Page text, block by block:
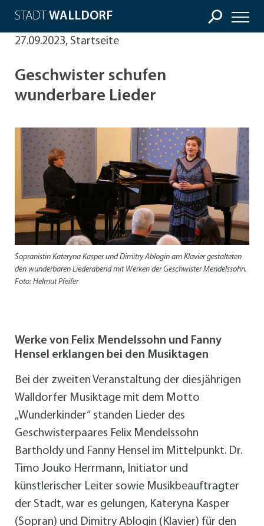
STADT WALLDORF
27.09.2023, Startseite
Geschwister schufen
wunderbare Lieder
Sopranistin Kateryna Kasper und Dimitry Ablogin am Klavier gestalteten
den wunderbaren Liederabend mit Werken der Geschwister Mendelssohn.
Foto: Helmut Pfeifer
Werke von Felix Mendelssohn und Fanny
Hensel erklangen bei den Musiktagen
Bei der zweiten Veranstaltung der diesjährigen
Walldorfer Musiktage mit dem Motto
„Wunderkinder“ standen Lieder des
Geschwisterpaares Felix Mendelssohn
Bartholdy und Fanny Hensel im Mittelpunkt. Dr.
Timo Jouko Herrmann, Initiator und
künstlerischer Leiter sowie Musikbeauftragter
der Stadt, war es gelungen, Kateryna Kasper
(Sopran) und Dimitry Ablogin (Klavier) für den